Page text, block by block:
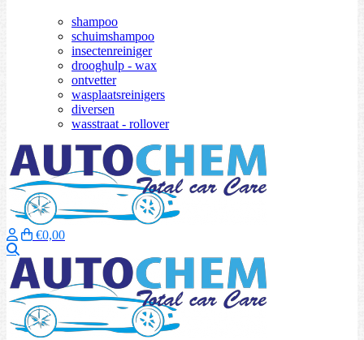
shampoo
schuimshampoo
insectenreiniger
drooghulp - wax
ontvetter
wasplaatsreinigers
diversen
wasstraat - rollover
€0,00